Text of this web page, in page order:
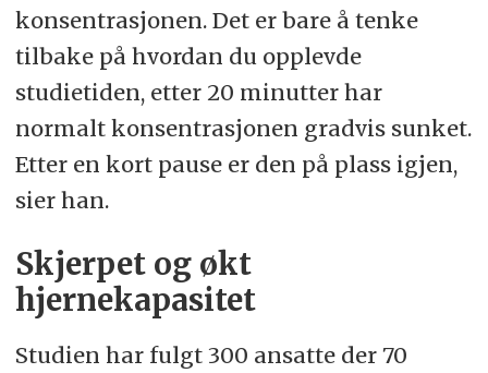
konsentrasjonen. Det er bare å tenke
tilbake på hvordan du opplevde
studietiden, etter 20 minutter har
normalt konsentrasjonen gradvis sunket.
Etter en kort pause er den på plass igjen,
sier han.
Skjerpet og økt
hjernekapasitet
Studien har fulgt 300 ansatte der 70